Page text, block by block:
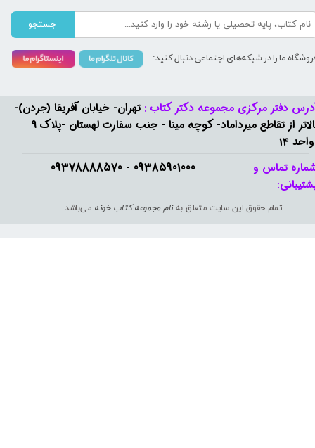
09385901000 - 09378888570​​​​​​​
دفتر مرکزی مجموعه دکتر کتاب : تهران- خیابان آفریقا (جردن)-
بالاتر از تقاطع میرداماد- کوچه مینا - جنب سفارت لهستان -پلاک 9
14
تمام حقوق این سایت متعلق بهنام مجموعه کتاب خونه می‌باشد.
تماس و
جستجو
ما را در شبکه‌های اجتماعی دنبال کنید: